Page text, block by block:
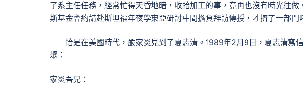
了系主任任務，經常忙得天昏地暗，收拾加工的事，竟再也沒有時光往做
斯基金會約請赴斯坦福年夜學東亞研討中間擔負拜訪傳授，才擠了一部
恰是在美國時代，嚴家炎見到了夏志清。1989年2月9日，夏志清寫
聚：
家炎吾兄：